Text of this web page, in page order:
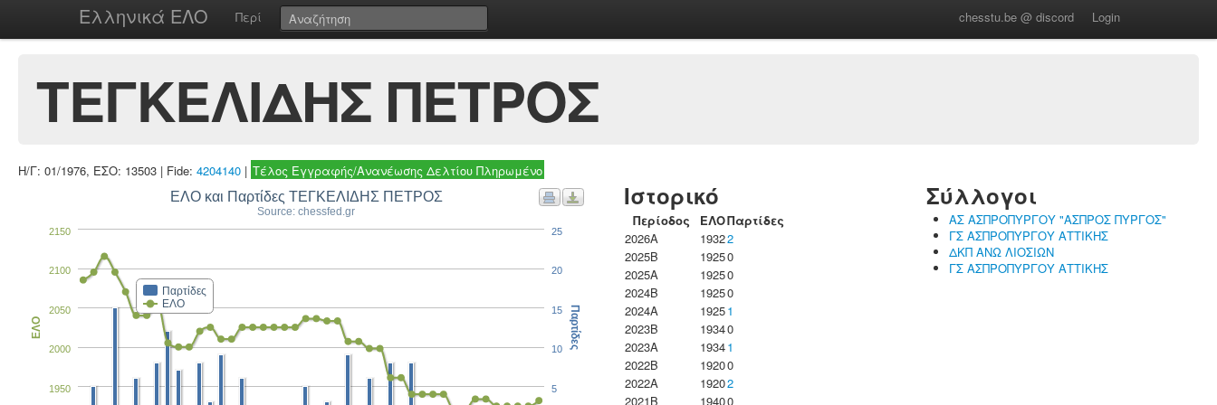
Ελληνικά ΕΛΟ Περί chesstu.be @ discord Login
ΤΕΓΚΕΛΙΔΗΣ ΠΕΤΡΟΣ
Η/Γ: 01/1976, ΕΣΟ: 13503 | Fide: 4204140 | Τέλος Εγγραφής/Ανανέωσης Δελτίου Πληρωμένο
ΕΛΟ και Παρτίδες ΤΕΓΚΕΛΙΔΗΣ ΠΕΤΡΟΣ
Source: chessfed.gr
Παρτίδες
ΕΛΟ
1950
2000
2050
2100
2150
ΕΛΟ
5
10
15
20
25
Παρτίδες
Ιστορικό
Περίοδος ΕΛΟΠαρτίδες
2026A
19322
2025B
19250
2025A
19250
2024B
19250
2024A
19251
2023B
19340
2023Α
19341
2022B
19200
2022A
19202
2021B
19400
Σύλλογοι
ΑΣ ΑΣΠΡΟΠΥΡΓΟΥ "ΑΣΠΡΟΣ ΠΥΡΓΟΣ"
ΓΣ ΑΣΠΡΟΠΥΡΓΟΥ ΑΤΤΙΚΗΣ
ΔΚΠ ΑΝΩ ΛΙΟΣΙΩΝ
ΓΣ ΑΣΠΡΟΠΥΡΓΟΥ ΑΤΤΙΚΗΣ